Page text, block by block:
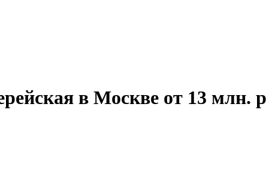
в Москве от 13 млн.